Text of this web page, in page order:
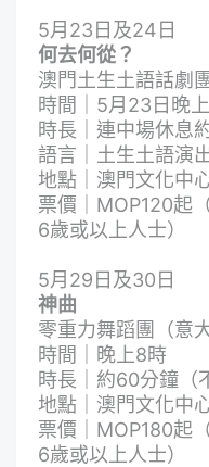
5月23日及24日
何去何從？
澳門土生土語話劇
時間｜5月23日晚
時長｜連中場休息
語言｜土生土語演
地點｜澳門文化中
票價｜MOP120起
6歲或以上人士）
5月29日及30日
神曲
零重力舞蹈團（意大
時間｜晚上8時
時長｜約60分鐘（
地點｜澳門文化中
票價｜MOP180起
6歲或以上人士）